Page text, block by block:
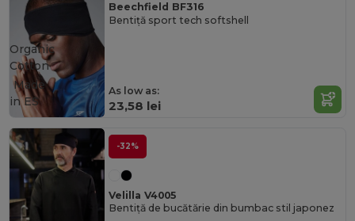
Beechfield BF316
Bentiță sport tech softshell
As low as:
23,58 lei
Organic
Cotton
Made
in ES
-32%
Velilla V4005
Bentiță de bucătărie din bumbac stil japonez